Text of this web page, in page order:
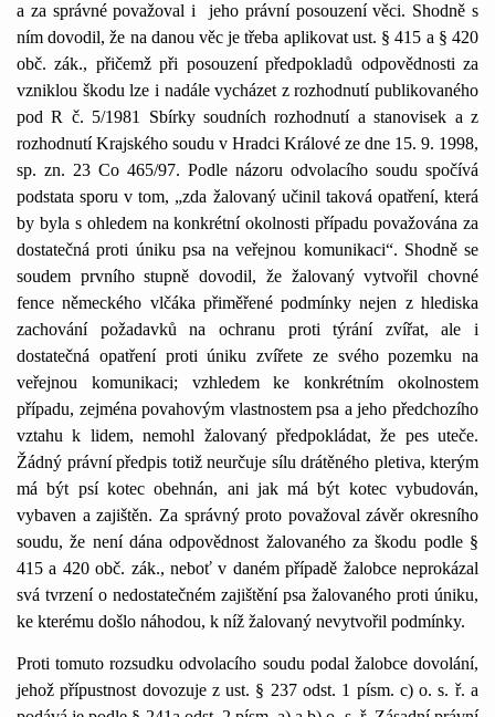
a za správné považoval i
jeho právní posouzení věci. Shodně s
ním dovodil, že na danou věc je třeba aplikovat ust. § 415 a § 420
obč. zák., přičemž při posouzení předpokladů odpovědnosti za
vzniklou škodu lze i nadále vycházet z rozhodnutí publikovaného
pod R č. 5/1981 Sbírky soudních rozhodnutí a stanovisek a z
rozhodnutí Krajského soudu v Hradci Králové ze dne 15. 9. 1998,
sp. zn. 23 Co 465/97. Podle názoru odvolacího soudu spočívá
podstata sporu v tom, „zda žalovaný učinil taková opatření, která
by byla s ohledem na konkrétní okolnosti případu považována za
dostatečná proti úniku psa na veřejnou komunikaci“. Shodně se
soudem prvního stupně dovodil, že žalovaný vytvořil chovné
fence německého vlčáka přiměřené podmínky nejen z hlediska
zachování požadavků na ochranu proti týrání zvířat, ale i
dostatečná opatření proti úniku zvířete ze svého pozemku na
veřejnou komunikaci; vzhledem ke konkrétním okolnostem
případu, zejména povahovým vlastnostem psa a jeho předchozího
vztahu k lidem, nemohl žalovaný předpokládat, že pes uteče.
Žádný právní předpis totiž neurčuje sílu drátěného pletiva, kterým
má být psí kotec obehnán, ani jak má být kotec vybudován,
vybaven a zajištěn. Za správný proto považoval závěr okresního
soudu, že není dána odpovědnost žalovaného za škodu podle §
415 a 420 obč. zák., neboť v daném případě žalobce neprokázal
svá tvrzení o nedostatečném zajištění psa žalovaného proti úniku,
ke kterému došlo náhodou, k níž žalovaný nevytvořil podmínky.
Proti tomuto rozsudku odvolacího soudu podal žalobce dovolání,
jehož přípustnost dovozuje z ust. § 237 odst. 1 písm. c) o. s. ř. a